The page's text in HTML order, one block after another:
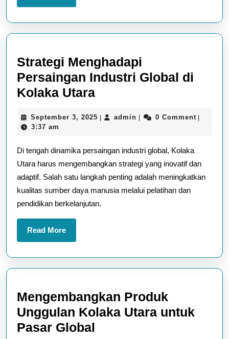
More
Strategi Menghadapi
Persaingan Industri Global di
Kolaka UtaraStrategi
Persaingan
Global
di
Kolaka
Utara
September 3, 2025 September
| admin admin
| 0 Comment |
3:37 am
Di tengah dinamika persaingan industri global, Kolaka
Utara harus mengembangkan strategi yang inovatif dan
adaptif. Salah satu langkah penting adalah meningkatkan
kualitas sumber daya manusia melalui pelatihan dan
pendidikan berkelanjutan.
Read MoreRead
More
Mengembangkan Produk
Unggulan Kolaka Utara untuk
Pasar Global